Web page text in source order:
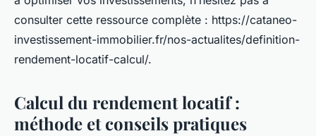
consulter cette ressource complète : https://cataneo-
investissement-immobilier.fr/nos-actualites/definition-
rendement-locatif-calcul/.
Calcul du rendement locatif :
méthode et conseils pratiques